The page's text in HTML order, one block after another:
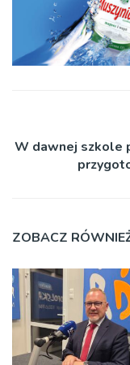
W dawnej szkole
ZOBACZ